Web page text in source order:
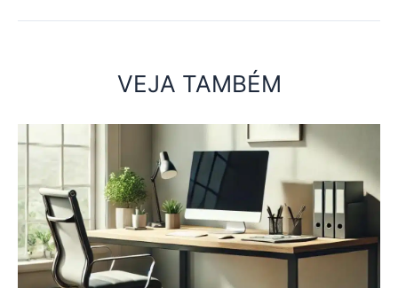
VEJA TAMBÉM